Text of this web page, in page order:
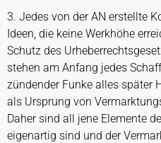
3. Jedes von der AN erstellte
Ideen, die keine Werkhöhe
Schutz des
stehen am Anfang jedes
zündender Funke alles später
als Ursprung von
Daher sind all jene Elemente
eigenartig sind und der